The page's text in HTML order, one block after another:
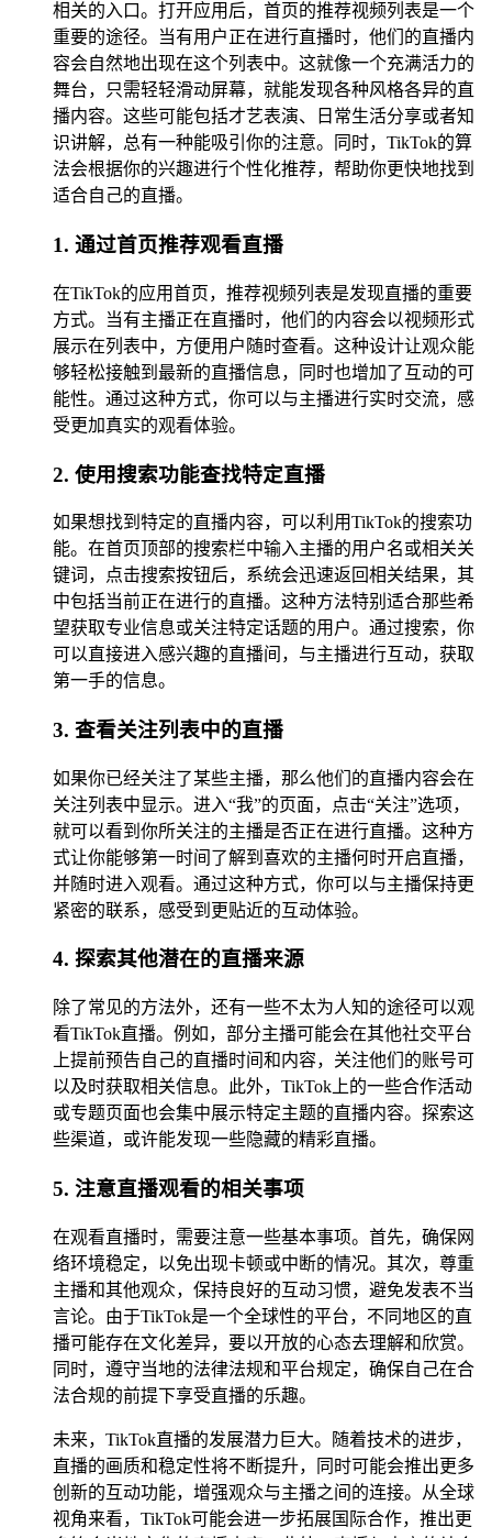
相关的入口。打开应用后，首页的推荐视频列表是一个
重要的途径。当有用户正在进行直播时，他们的直播内
容会自然地出现在这个列表中。这就像一个充满活力的
舞台，只需轻轻滑动屏幕，就能发现各种风格各异的直
播内容。这些可能包括才艺表演、日常生活分享或者知
识讲解，总有一种能吸引你的注意。同时，TikTok的算
法会根据你的兴趣进行个性化推荐，帮助你更快地找到
适合自己的直播。
1. 通过首页推荐观看直播
在TikTok的应用首页，推荐视频列表是发现直播的重要
方式。当有主播正在直播时，他们的内容会以视频形式
展示在列表中，方便用户随时查看。这种设计让观众能
够轻松接触到最新的直播信息，同时也增加了互动的可
能性。通过这种方式，你可以与主播进行实时交流，感
受更加真实的观看体验。
2. 使用搜索功能查找特定直播
如果想找到特定的直播内容，可以利用TikTok的搜索功
能。在首页顶部的搜索栏中输入主播的用户名或相关关
键词，点击搜索按钮后，系统会迅速返回相关结果，其
中包括当前正在进行的直播。这种方法特别适合那些希
望获取专业信息或关注特定话题的用户。通过搜索，你
可以直接进入感兴趣的直播间，与主播进行互动，获取
第一手的信息。
3. 查看关注列表中的直播
如果你已经关注了某些主播，那么他们的直播内容会在
关注列表中显示。进入“我”的页面，点击“关注”选项，
就可以看到你所关注的主播是否正在进行直播。这种方
式让你能够第一时间了解到喜欢的主播何时开启直播，
并随时进入观看。通过这种方式，你可以与主播保持更
紧密的联系，感受到更贴近的互动体验。
4. 探索其他潜在的直播来源
除了常见的方法外，还有一些不太为人知的途径可以观
看TikTok直播。例如，部分主播可能会在其他社交平台
上提前预告自己的直播时间和内容，关注他们的账号可
以及时获取相关信息。此外，TikTok上的一些合作活动
或专题页面也会集中展示特定主题的直播内容。探索这
些渠道，或许能发现一些隐藏的精彩直播。
5. 注意直播观看的相关事项
在观看直播时，需要注意一些基本事项。首先，确保网
络环境稳定，以免出现卡顿或中断的情况。其次，尊重
主播和其他观众，保持良好的互动习惯，避免发表不当
言论。由于TikTok是一个全球性的平台，不同地区的直
播可能存在文化差异，要以开放的心态去理解和欣赏。
同时，遵守当地的法律法规和平台规定，确保自己在合
法合规的前提下享受直播的乐趣。
未来，TikTok直播的发展潜力巨大。随着技术的进步，
直播的画质和稳定性将不断提升，同时可能会推出更多
创新的互动功能，增强观众与主播之间的连接。从全球
视角来看，TikTok可能会进一步拓展国际合作，推出更